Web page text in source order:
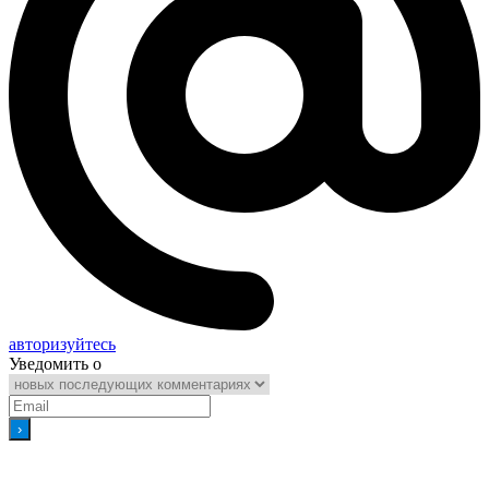
авторизуйтесь
Уведомить о